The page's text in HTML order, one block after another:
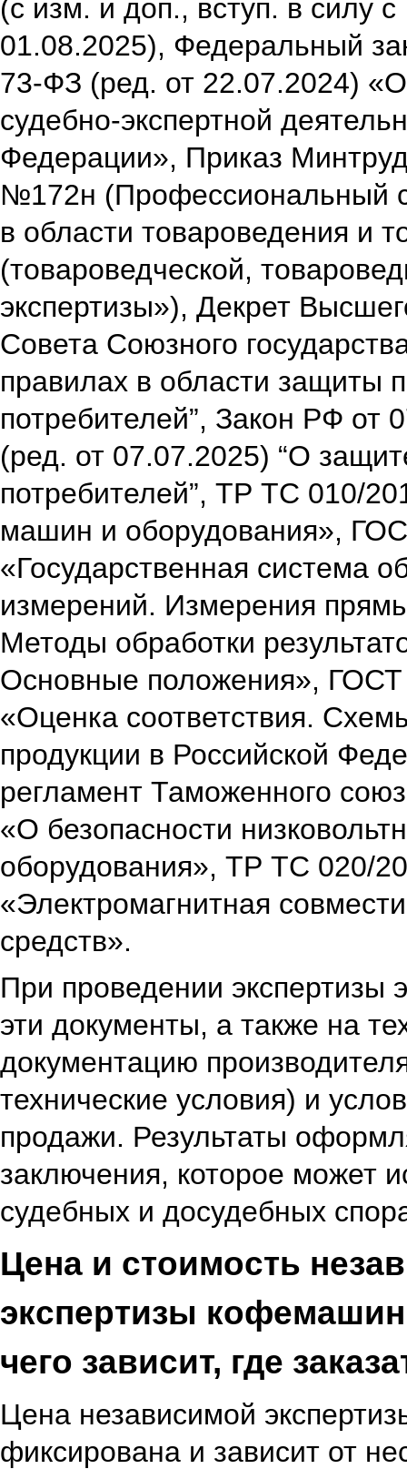
(с изм. и доп., вступ. в силу с
01.08.2025), Федеральный
73-ФЗ (ред. от 22.07.2024) «О
судебно-экспертной
Федерации», Приказ
№172н (Профессиональный
в области товароведения и
(товароведческой,
экспертизы»), Декрет
Совета Союзного
правилах в области защиты
потребителей”, Закон РФ от
(ред. от 07.07.2025) “О
потребителей”, ТР ТС 010/
машин и оборудования»,
«Государственная система
измерений. Измерения
Методы обработки
Основные положения», ГОСТ
«Оценка соответствия.
продукции в Российской
регламент Таможенного
«О безопасности
оборудования», ТР ТС 020/
«Электромагнитная
средств».
При проведении экспертизы
эти документы, а также на
документацию
технические условия) и
продажи. Результаты
заключения, которое может
судебных и досудебных
Цена и стоимость
экспертизы
чего зависит, где
Цена независимой
фиксирована и зависит от